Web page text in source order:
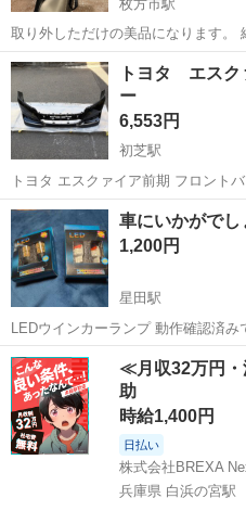
枚方市駅
取り外しただけの美品になります。
が 自宅保管の為綺麗です。
大阪 枚方市 枚方市駅
トヨタ エス
ー
6,553円
初芝駅
トヨタ エスクァイア前期 フロント
タッチペン有 どのような情報が必要かわからないため、 ご質問あれば
お気軽にお問い合わせくださいませ。 ※堺市東区へ引き取りにき
ただける方限定
大阪 堺市 外装
車にいかがでし
1,200円
星田駅
LEDウインカーランプ 動作確認済み
大阪 交野市 星田駅 外装
≪月収32万円・
助
時給1,400円
日払い
株式会社BREXA
兵庫県 白浜の宮駅